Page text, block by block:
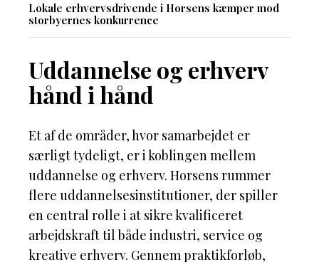
Lokale erhvervsdrivende i Horsens kæmper mod
storbyernes konkurrence
Uddannelse og erhverv
hånd i hånd
Et af de områder, hvor samarbejdet er
særligt tydeligt, er i koblingen mellem
uddannelse og erhverv. Horsens rummer
flere uddannelsesinstitutioner, der spiller
en central rolle i at sikre kvalificeret
arbejdskraft til både industri, service og
kreative erhverv. Gennem praktikforløb,